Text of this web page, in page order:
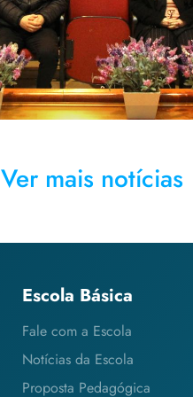
Ver mais notícias
Escola Básica
Fale com a Escola
Notícias da Escola
Proposta Pedagógica